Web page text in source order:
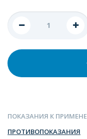
ПОКАЗАНИЯ К
ПРОТИВОПОКАЗАНИЯ